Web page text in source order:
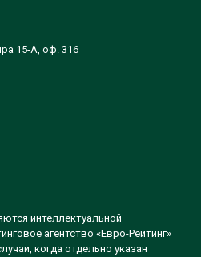
15-А, оф. 316
интеллектуальной
агентство «Евро-Рейтинг»
когда отдельно указан